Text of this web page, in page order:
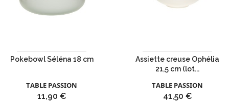
Pokebowl Séléna 18 cm
TABLE PASSION
Prix
11,90 €
Assiette creuse Ophélia
21,5 cm (lot...
TABLE PASSION
Prix
41,50 €